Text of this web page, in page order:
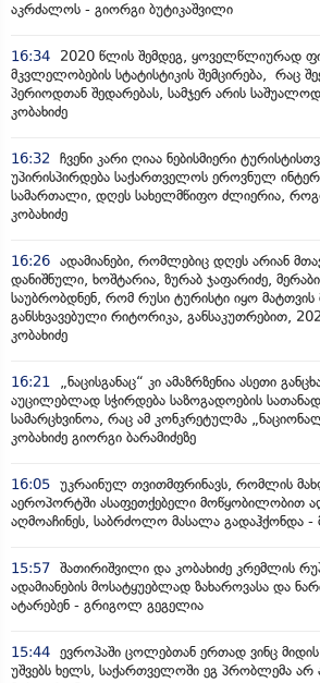
აკრძალოს - გიორგი ბუტიკაშვილი
16:34
2020 წლის შემდეგ, ყოველწლიურად
მკვლელობების სტატისტიკის შემცირება, რაც
პერიოდთან შედარებას, სამჯერ არის
კობახიძე
16:32 ჩვენი კარი ღიაა ნებისმიერი
უპირისპირდება საქართველოს ეროვნულ
სამართალი, დღეს სახელმწიფო ძლიერია,
კობახიძე
16:26 ადამიანები, რომლებიც დღეს არიან
დანიშნული, ხოშტარია, ზურაბ ჯაფარიძე,
საუბრობდნენ, რომ რუსი ტურისტი იყო მატთვის
განსხვავებული რიტორიკა, განსაკუთრებით,
კობახიძე
16:21
„ნაცისგანაც“ კი ამაზრზენია ასეთი
აუცილებლად სჭირდება საზოგადოების
სამარცხვინოა, რაც ამ კონკრეტულმა
კობახიძე გიორგი ბარამიძეზე
16:05 უკრაინულ თვითმფრინავს, რომლის
აეროპორტში ასაფეთქებელი მოწყობილობით
აღმოაჩინეს, საბრძოლო მასალა გადაჰქონდა -
15:57 შათირიშვილი და კობახიძე კრემლის
ადამიანების მოსატყუებლად ზახაროვასა და
ატარებენ - გრიგოლ გეგელია
15:44 ევროპაში ცოლებთან ერთად ვინც
უშვებს ხელს, საქართველოში ეგ პრობლემა არ